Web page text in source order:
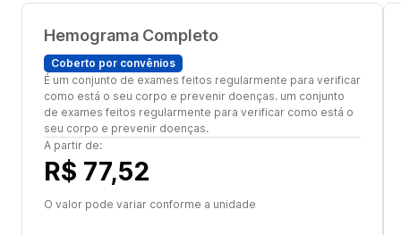
Hemograma Completo
Coberto por convênios
É um conjunto de exames feitos regularmente para verificar
como está o seu corpo e prevenir doenças. um conjunto
de exames feitos regularmente para verificar como está o
seu corpo e prevenir doenças.
A partir de:
R$ 77,52
O valor pode variar conforme a unidade